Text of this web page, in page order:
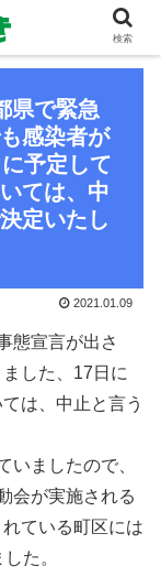
県で緊急
感染者が
予定して
ては、中
定いたし
2021.01.09
態宣言が出さ
した、17日に
は、中止と言う
いましたので、
会が実施される
ている町区には
た。
検索